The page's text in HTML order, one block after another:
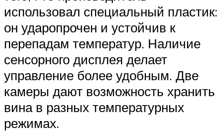
использовал специальный пластик:
он ударопрочен и устойчив к
перепадам температур. Наличие
сенсорного дисплея делает
управление более удобным. Две
камеры дают возможность хранить
вина в разных температурных
режимах.